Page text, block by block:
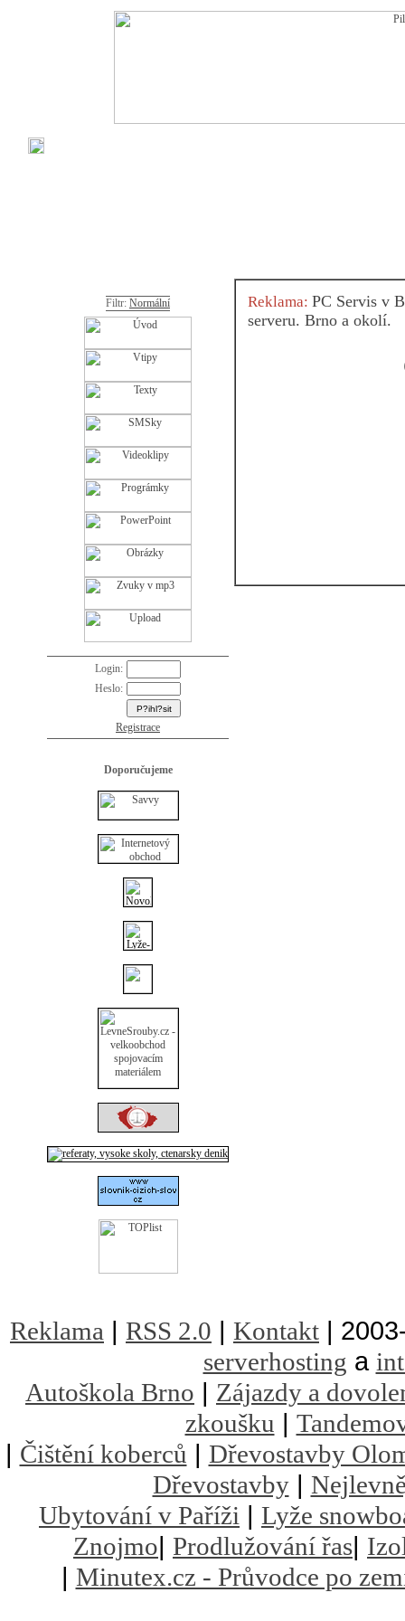
Filtr: Normální
Login:
Heslo:
Registrace
Doporučujeme
Reklama: PC Servis v
serveru. Brno a okolí.
Reklama | RSS 2.0 | Kontakt |
serverhosting a
Autoškola Brno | Zájazdy a
zkoušku |
| Čištění koberců | Dřevostavby
Dřevostavby|
Ubytování v Paříži | Lyže
Znojmo| Prodlužování řas|
| Minutex.cz - Průvodce po